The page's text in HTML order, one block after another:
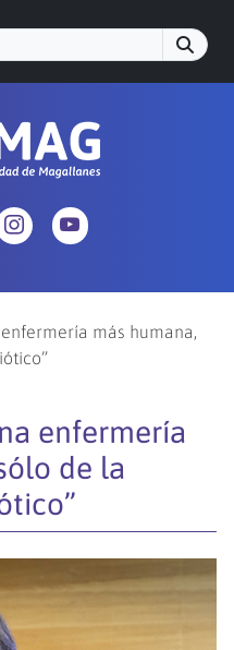
más humana,
enfermería
de la